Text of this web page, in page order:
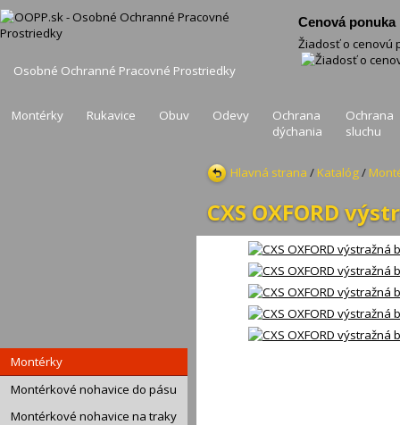
Cenová ponuka
Žiadosť o cenovú
Osobné Ochranné Pracovné Prostriedky
Montérky Rukavice Obuv Odevy
Ochrana
dýchania
Ochrana
sluchu
Montérky
Montérkové nohavice do pásu
Montérkové nohavice na traky
Hlavná strana / Katalóg/
CXS OXFORD